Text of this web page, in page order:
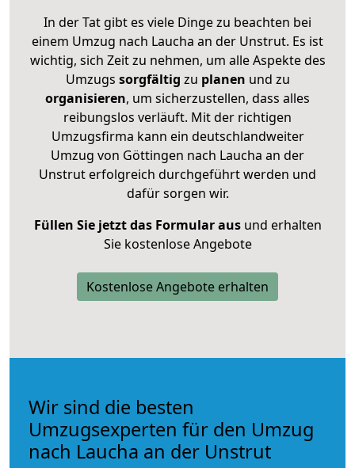
In der Tat gibt es viele Dinge zu beachten bei
einem Umzug nach Laucha an der Unstrut. Es ist
wichtig, sich Zeit zu nehmen, um alle Aspekte des
Umzugs sorgfältig zu planen und zu
organisieren, um sicherzustellen, dass alles
reibungslos verläuft. Mit der richtigen
Umzugsfirma kann ein deutschlandweiter
Umzug von Göttingen nach Laucha an der
Unstrut erfolgreich durchgeführt werden und
dafür sorgen wir.
Füllen Sie jetzt das Formular ausund erhalten
Sie kostenlose Angebote
Kostenlose Angebote erhalten
Wir sind die besten
Umzugsexperten für den Umzug
nach Laucha an der Unstrut